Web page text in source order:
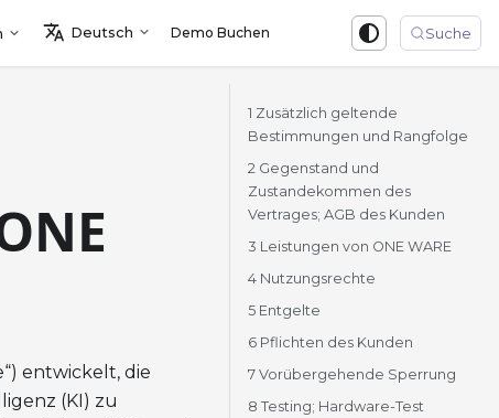
Deutsch Demo Buchen Suche
entwickelt, die
(KI) zu
1 Zusätzlich geltende
Bestimmungen und Rangfolge
2 Gegenstand und
Zustandekommen des
Vertrages; AGB des Kunden
3 Leistungen von ONE WARE
4 Nutzungsrechte
5 Entgelte
6 Pflichten des Kunden
7 Vorübergehende Sperrung
8 Testing; Hardware-Test